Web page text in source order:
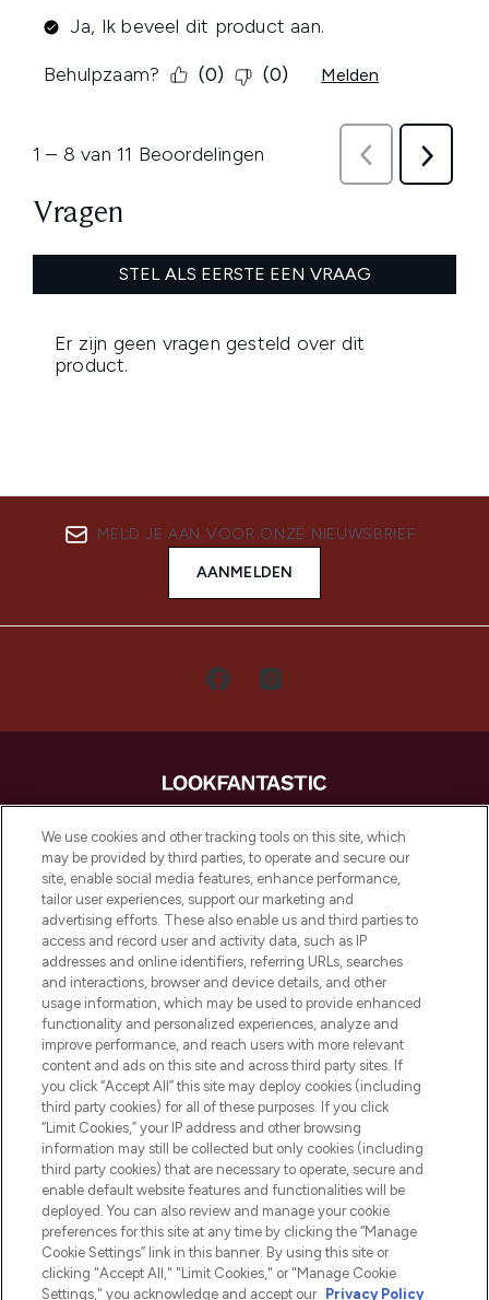
MELD JE AAN VOOR ONZE NIEUWSBRIEF
AANMELDEN
LOOKFANTASTIC is de ultieme online
beautybestemming van Europa, met de
beste huidverzorging, haarproducten en
make-up van meer dan 200 topmerken.
Shop online of via de app, met gratis
verzending vanaf €40.
Cookie-toestemming
Do Not Sell or Share My Personal
Information
HELP & INFORMATIE
BEDRIJFSINFORMATIE
OVER LOOKFANTASTIC
We use cookies and other tracking tools on this site, which
may be provided by third parties, to operate and secure our
site, enable social media features, enhance performance,
tailor user experiences, support our marketing and
advertising efforts. These also enable us and third parties to
access and record user and activity data, such as IP
addresses and online identifiers, referring URLs, searches
and interactions, browser and device details, and other
usage information, which may be used to provide enhanced
functionality and personalized experiences, analyze and
improve performance, and reach users with more relevant
content and ads on this site and across third party sites. If
you click “Accept All” this site may deploy cookies (including
third party cookies) for all of these purposes. If you click
“Limit Cookies,” your IP address and other browsing
information may still be collected but only cookies (including
third party cookies) that are necessary to operate, secure and
enable default website features and functionalities will be
deployed. You can also review and manage your cookie
preferences for this site at any time by clicking the “Manage
Cookie Settings” link in this banner. By using this site or
clicking "Accept All," "Limit Cookies," or "Manage Cookie
Settings," you acknowledge and accept our Privacy Policy